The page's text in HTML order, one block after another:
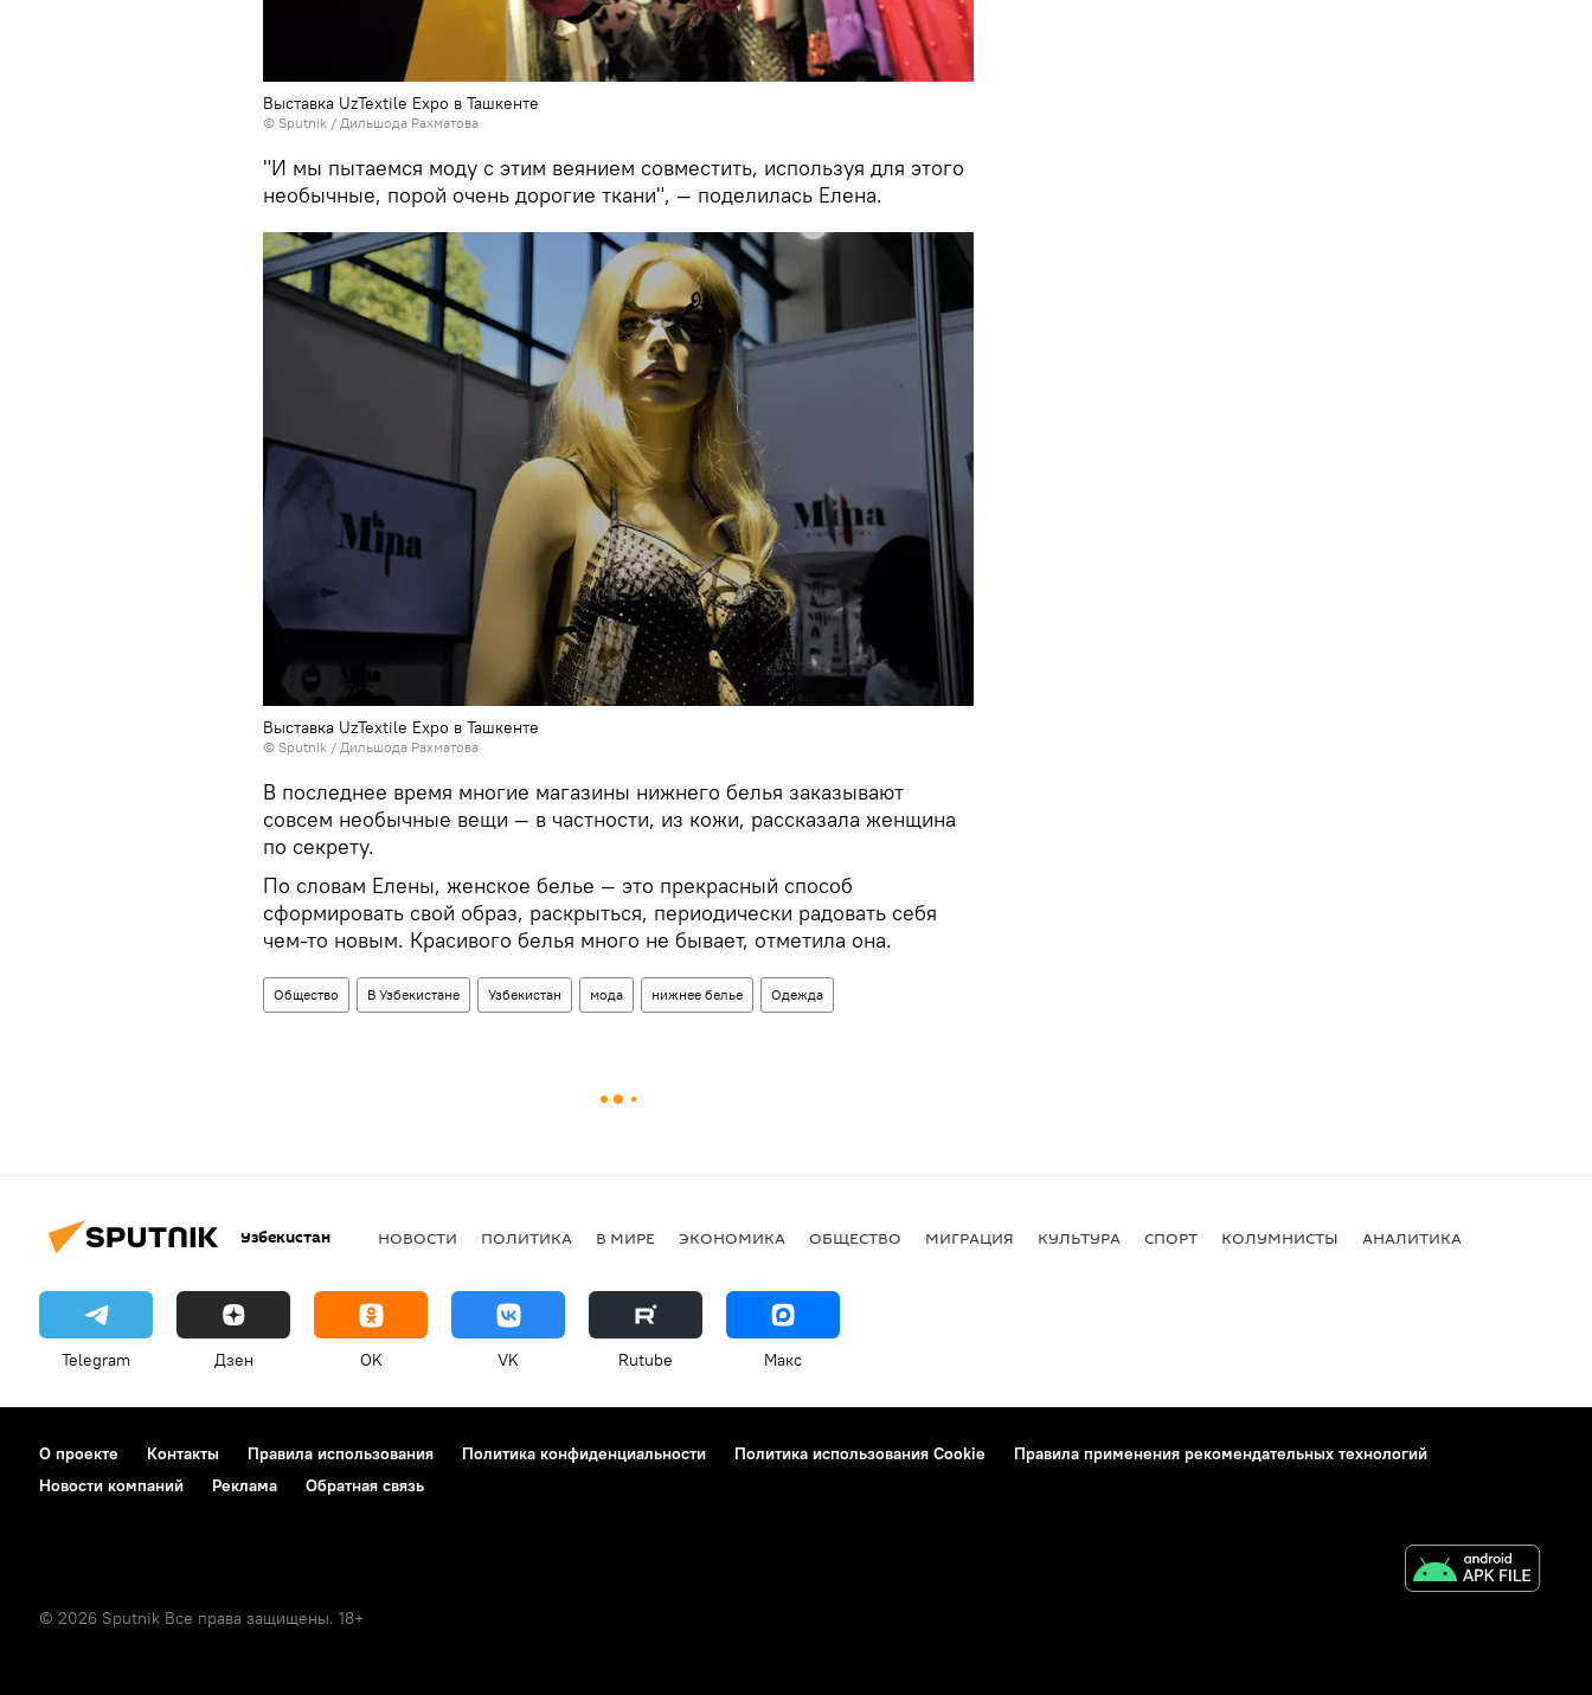
Выставка UzTextile Expo в Ташкенте
© Sputnik / Дильшода Рахматова
"И мы пытаемся моду с этим веянием совместить, используя для этого
необычные, порой очень дорогие ткани", — поделилась Елена.
Выставка UzTextile Expo в Ташкенте
© Sputnik / Дильшода Рахматова
В последнее время многие магазины нижнего белья заказывают
совсем необычные вещи — в частности, из кожи, рассказала женщина
по секрету.
По словам Елены, женское белье — это прекрасный способ
сформировать свой образ, раскрыться, периодически радовать себя
чем-то новым. Красивого белья много не бывает, отметила она.
Общество В Узбекистане Узбекистан мода нижнее белье Одежда
Узбекистан НОВОСТИ ПОЛИТИКА В МИРЕ ЭКОНОМИКА ОБЩЕСТВО МИГРАЦИЯ КУЛЬТУРА СПОРТ КОЛУМНИСТЫ АНАЛИТИКА
Telegram Дзен OK VK Rutube Макс
О проекте Контакты Правила использования Политика конфиденциальности Политика использования Cookie
Правила применения рекомендательных технологий
Новости компаний
Реклама Обратная связь
© 2026 Sputnik Все права защищены. 18+